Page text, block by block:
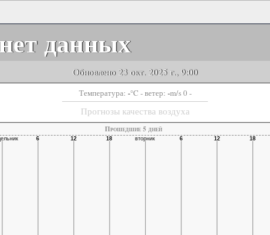
данных
Обновлено 23 окт. 2025 г., 9:00
Температура: -°C - ветер: -m/s 0 -
Прогнозы качества воздуха
Прошедшие 5 дней